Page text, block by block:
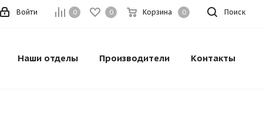
Поиск
0 0 Корзина 0
Войти
Наши отделы Производители Контакты